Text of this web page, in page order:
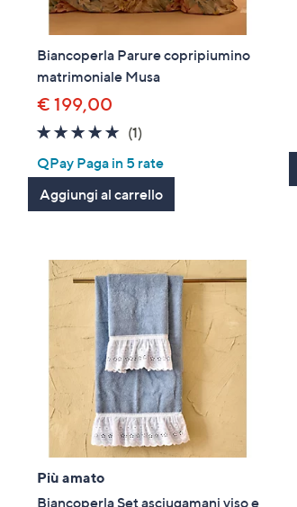
Biancoperla Parure copripiumino
matrimoniale Musa
€ 199,00
5.0
5
Stars
(1)
QPay Paga in 5 rate
Aggiungi al carrello
Più amato
Biancoperla Set asciugamani viso e